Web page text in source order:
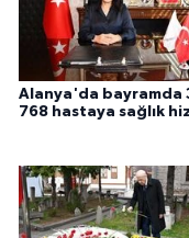
Alanya'da bayramda
768 hastaya sağlık